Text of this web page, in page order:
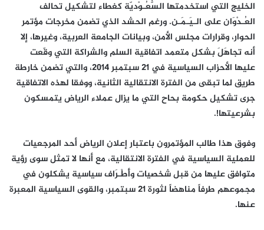
الخليج التي استخدمتها السُّعُـوْديّة كغطاء لتشكيل تحالف
العُـدْوَان على الـيَـمَـن. ورغم الحشد الذي تضمن مخرجات مؤتمر
الحوار، وقرارات مجلس الأمن، وبيانات الجامعة العربية، وغيرها، إلا
أنه تجاهَلَ بشكل متعمد اتفاقية السلم والشراكة التي وقّعت
عليها الأحزاب السياسية في 21 سبتمبر 2014، والتي تضمن خارطة
طريق لما تبقى من الفترة الانتقالية الثانية، ووفقا لهذه الاتفاقية
جرى تشكيل حكومة بحاح التي ما يزال عملاء الرياض يتمسكون
بشرعيتها!.
وفوق هذا طالب المؤتمرون باعتبار إعلان الرياض أحد المرجعيات
للعملية السياسية في الفترة الانتقالية، مع أنها لا تمثل سوى رؤية
متوافق عليها من قبل شخصيات وأَطْـرَاف سياسية يشكلون في
مجموعهم طرفاً مناهضاً لثورة 21 سبتمبر، والقوى السياسية المعبرة
عنها.